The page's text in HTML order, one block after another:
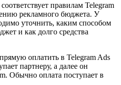
правилам Telegram
рекламного бюджета. У
уточнить, каким способом
и как долго средства
оплатить в Telegram Ads
партнеру, а далее он
Обычно оплата поступает в